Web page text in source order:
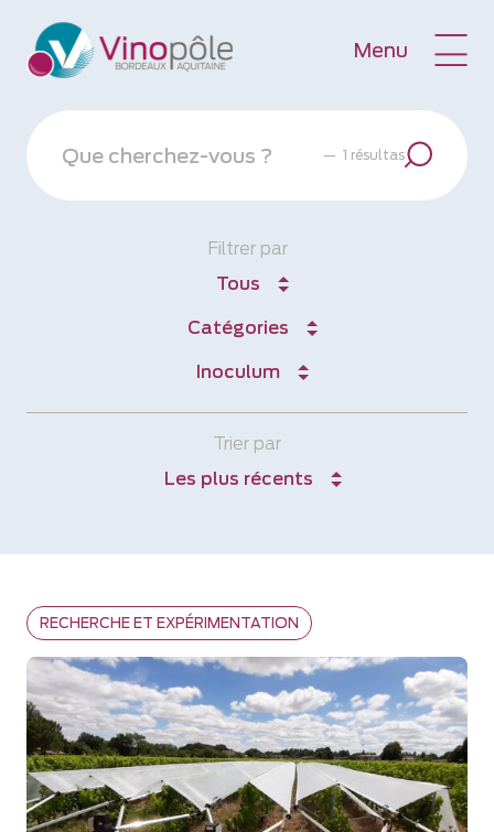
Menu
— 1 résultas
Filtrer par
Tous
Catégories
Inoculum
Trier par
Les plus récents
RECHERCHE ET EXPÉRIMENTATION